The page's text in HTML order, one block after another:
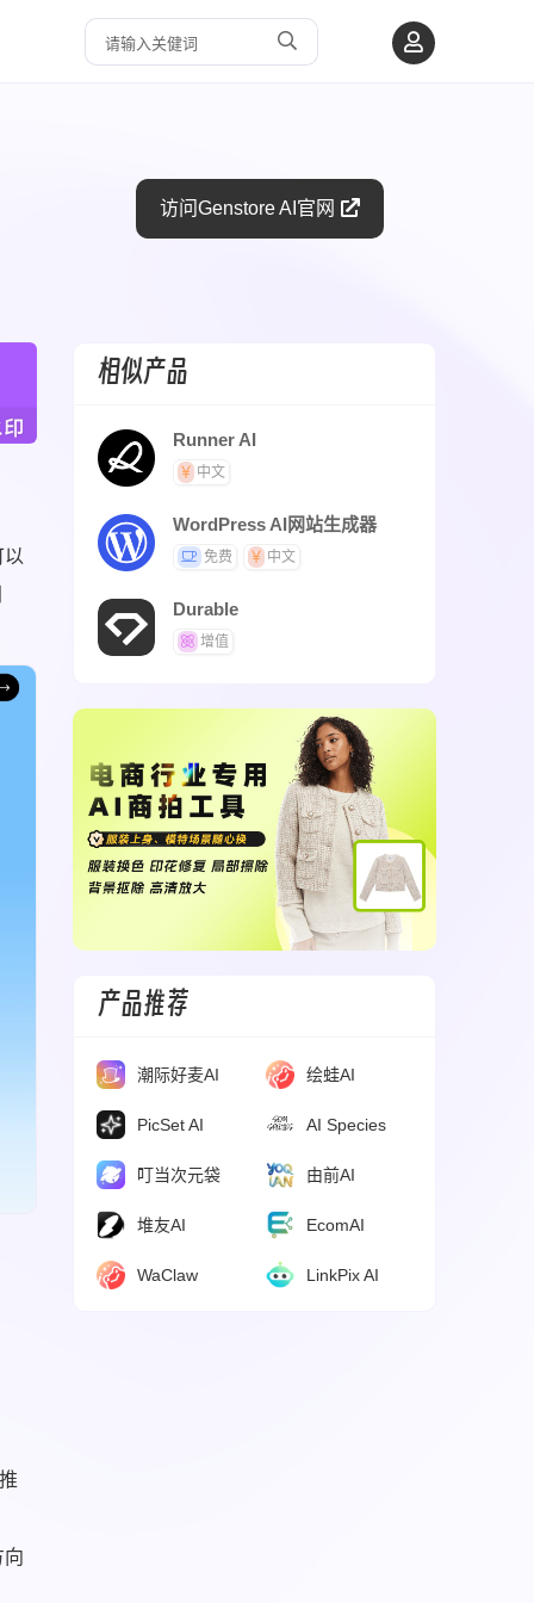
访问Genstore AI官网
向
相似产品
Runner AI
中文
WordPress AI网站生成器
免费 中文
Durable
增值
产品推荐
潮际好麦AI 绘蛙AI
PicSet AI AI Species
叮当次元袋 由前AI
堆友AI EcomAI
WaClaw LinkPix AI